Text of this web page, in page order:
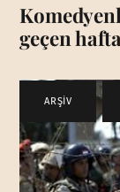
geçen hafta
ARŞİV ,